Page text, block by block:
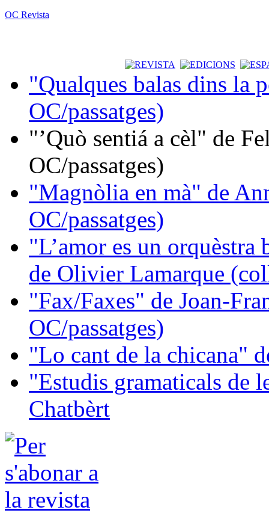
OC Revista
"Qualques balas dins la
OC/passatges)
"’Quò sentiá a cèl" de
OC/passatges)
"Magnòlia en mà" de
OC/passatges)
"L’amor es un orquèstra
de Olivier Lamarque
"Fax/Faxes" de Joan-
OC/passatges)
"Lo cant de la chicana"
"Estudis gramaticals de
Chatbèrt